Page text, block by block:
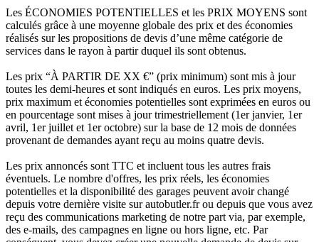
Les ÉCONOMIES POTENTIELLES et les PRIX MOYENS sont
calculés grâce à une moyenne globale des prix et des économies
réalisés sur les propositions de devis d’une même catégorie de
services dans le rayon à partir duquel ils sont obtenus.
Les prix “À PARTIR DE XX €” (prix minimum) sont mis à jour
toutes les demi-heures et sont indiqués en euros. Les prix moyens,
prix maximum et économies potentielles sont exprimées en euros ou
en pourcentage sont mises à jour trimestriellement (1er janvier, 1er
avril, 1er juillet et 1er octobre) sur la base de 12 mois de données
provenant de demandes ayant reçu au moins quatre devis.
Les prix annoncés sont TTC et incluent tous les autres frais
éventuels. Le nombre d'offres, les prix réels, les économies
potentielles et la disponibilité des garages peuvent avoir changé
depuis votre dernière visite sur autobutler.fr ou depuis que vous avez
reçu des communications marketing de notre part via, par exemple,
des e-mails, des campagnes en ligne ou hors ligne, etc. Par